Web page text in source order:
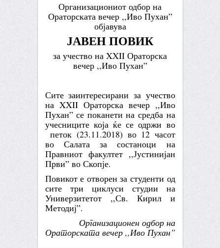
Организациониот одбор на
Ораторската вечер ,,Иво Пухан”
објавува
ЈАВЕН ПОВИК
за учество на XXII Ораторска
вечер ,,Иво Пухан”
Сите заинтересирани за учество
на XXIIОраторска вечер ,,Иво
Пухан” се поканети на средба на
учесниците којаќе се одржи во
петок (23.11.2018) во 12 часот
во Салата за состаноци на
Правниот факултет ,,Јустинијан
Први” во Скопје.
Повикот е отворен за студенти од
сите три циклуси студии на
Универзитетот ,,Св. Кирил и
Методиј”.
Организационен одбор на
Ораторската вечер ,,Иво Пухан”